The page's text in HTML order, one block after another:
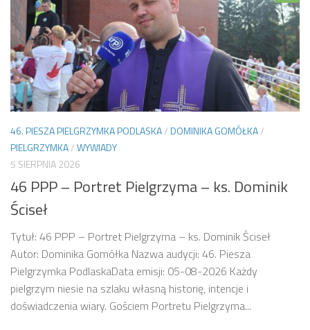
46. PIESZA PIELGRZYMKA PODLASKA/DOMINIKA GOMÓŁKA/
PIELGRZYMKA/WYWIADY
5 SIERPNIA 2026
46 PPP – Portret Pielgrzyma – ks. Dominik
Ściseł
Tytuł: 46 PPP – Portret Pielgrzyma – ks. Dominik Ściseł
Autor: Dominika Gomółka Nazwa audycji: 46. Piesza
Pielgrzymka PodlaskaData emisji: 05-08-2026 Każdy
pielgrzym niesie na szlaku własną historię, intencje i
doświadczenia wiary. Gościem Portretu Pielgrzyma...